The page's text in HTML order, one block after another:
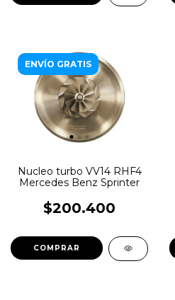
ENVÍO GRATIS
Nucleo turbo VV14 RHF4
Mercedes Benz Sprinter
$200.400